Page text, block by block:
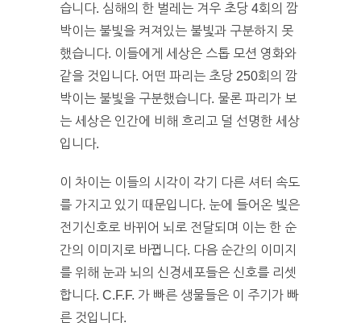
습니다. 심해의 한 벌레는 겨우 초당 4회의 깜
박이는 불빛을 켜져있는 불빛과 구분하지 못
했습니다. 이들에게 세상은 스톱 모션 영화와
같을 것입니다. 어떤 파리는 초당 250회의 깜
박이는 불빛을 구분했습니다. 물론 파리가 보
는 세상은 인간에 비해 흐리고 덜 선명한 세상
입니다.
이 차이는 이들의 시각이 각기 다른 셔터 속도
를 가지고 있기 때문입니다. 눈에 들어온 빛은
전기신호로 바뀌어 뇌로 전달되며 이는 한 순
간의 이미지로 바뀝니다. 다음 순간의 이미지
를 위해 눈과 뇌의 신경세포들은 신호를 리셋
합니다. C.F.F. 가 빠른 생물들은 이 주기가 빠
른 것입니다.